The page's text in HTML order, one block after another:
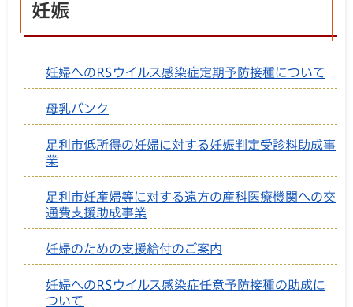
妊娠
妊婦へのRSウイルス感染症定期予防接種について
母乳バンク
足利市低所得の妊婦に対する妊娠判定受診料助成事
業
足利市妊産婦等に対する遠方の産科医療機関への交
通費支援助成事業
妊婦のための支援給付のご案内
妊婦へのRSウイルス感染症任意予防接種の助成に
ついて